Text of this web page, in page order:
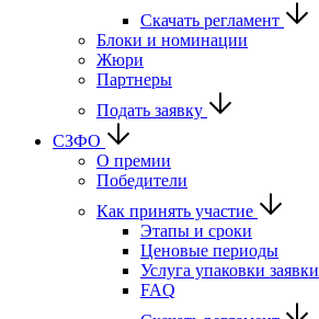
Скачать регламент
Блоки и номинации
Жюри
Партнеры
Подать заявку
СЗФО
О премии
Победители
Как принять участие
Этапы и сроки
Ценовые периоды
Услуга упаковки заявки
FAQ